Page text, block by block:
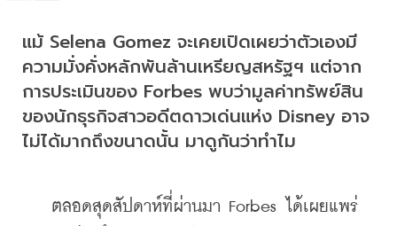
แม้ Selena Gomez จะเคยเปิดเผยว่าตัวเองมี
ความมั่งคั่งหลักพันล้านเหรียญสหรัฐฯ แต่จาก
การประเมินของ Forbes พบว่ามูลค่าทรัพย์สิน
ของนักธุรกิจสาวอดีตดาวเด่นแห่ง Disney อาจ
ไม่ได้มากถึงขนาดนั้น มาดูกันว่าทำไม
ตลอดสุดสัปดาห์ที่ผ่านมา Forbes ได้เผยแพร่